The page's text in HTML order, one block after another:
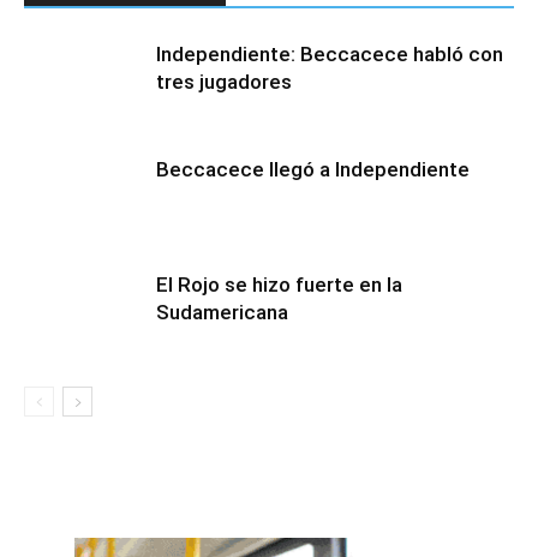
Independiente: Beccacece habló con
tres jugadores
Beccacece llegó a Independiente
El Rojo se hizo fuerte en la
Sudamericana